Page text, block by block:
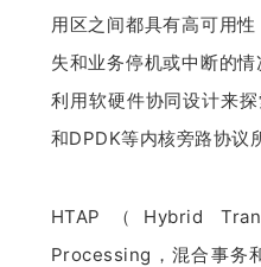
用区之间都具有高可用
失和业务停机或中断的
利用软硬件协同设计来
和DPDK等内核旁路协议
HTAP（Hybrid
Processing，混合事务